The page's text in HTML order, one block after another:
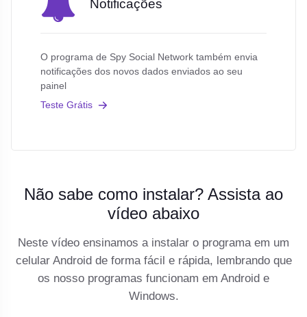
Notificações
O programa de Spy Social Network também envia
notificações dos novos dados enviados ao seu
painel
Teste Grátis
Não sabe como instalar? Assista ao
vídeo abaixo
Neste vídeo ensinamos a instalar o programa em um
celular Android de forma fácil e rápida, lembrando que
os nosso programas funcionam em Android e
Windows.